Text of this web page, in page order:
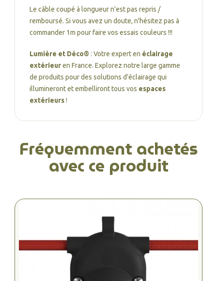
Le câble coupé à longueur n'est pas repris /
remboursé. Si vous avez un doute, n'hésitez pas à
commander 1m pour faire vos essais couleurs !!!
Lumière et Déco® : Votre expert en éclairage
extérieuren France. Explorez notre large gamme
de produits pour des solutions d’éclairage qui
illumineront et embelliront tous vos espaces
extérieurs!
Fréquemment achetés
avec ce produit